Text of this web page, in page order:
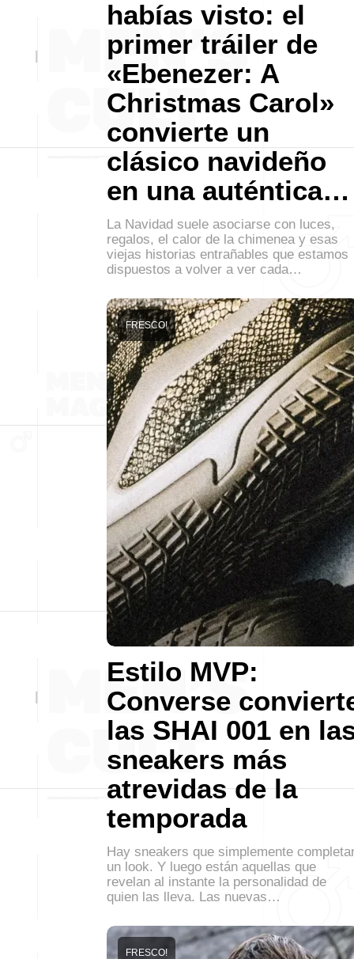
habías visto: el
primer tráiler de
«Ebenezer: A
Christmas Carol»
convierte un
clásico navideño
en una auténtica…
La Navidad suele asociarse con luces,
regalos, el calor de la chimenea y esas
viejas historias entrañables que estamos
dispuestos a volver a ver cada…
Estilo MVP:
Converse
las SHAI 001 en
sneakers más
atrevidas de la
temporada
FRESCO!
Hay sneakers que simplemente
un look. Y luego están aquellas que
revelan al instante la personalidad de
quien las lleva. Las nuevas…
FRESCO!